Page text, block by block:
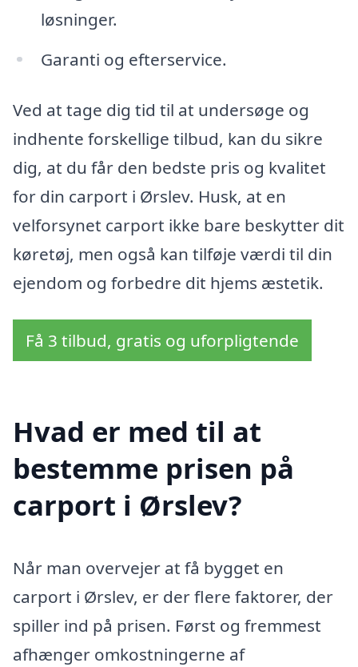
løsninger.
Garanti og efterservice.
Ved at tage dig tid til at undersøge og
indhente forskellige tilbud, kan du sikre
dig, at du får den bedste pris og kvalitet
for din carport i Ørslev. Husk, at en
velforsynet carport ikke bare beskytter dit
køretøj, men også kan tilføje værdi til din
ejendom og forbedre dit hjems æstetik.
Få 3 tilbud, gratis og uforpligtende
Hvad er med til at
bestemme prisen på
carport i Ørslev?
Når man overvejer at få bygget en
carport i Ørslev, er der flere faktorer, der
spiller ind på prisen. Først og fremmest
afhænger omkostningerne af